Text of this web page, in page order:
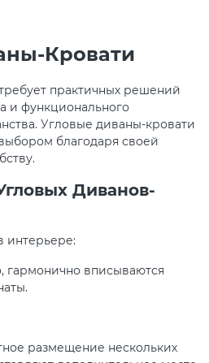
Кровати
практичных решений
и функционального
Угловые диваны-кровати
благодаря своей
Диванов-
интерьере:
гармонично вписываются
размещение нескольких